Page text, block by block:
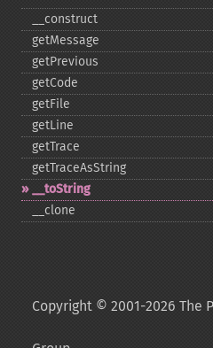
_​_​construct
getMessage
getPrevious
getCode
getFile
getLine
getTrace
getTraceAsString
_​_​toString
_​_​clone
Copyright © 2001-2026 The